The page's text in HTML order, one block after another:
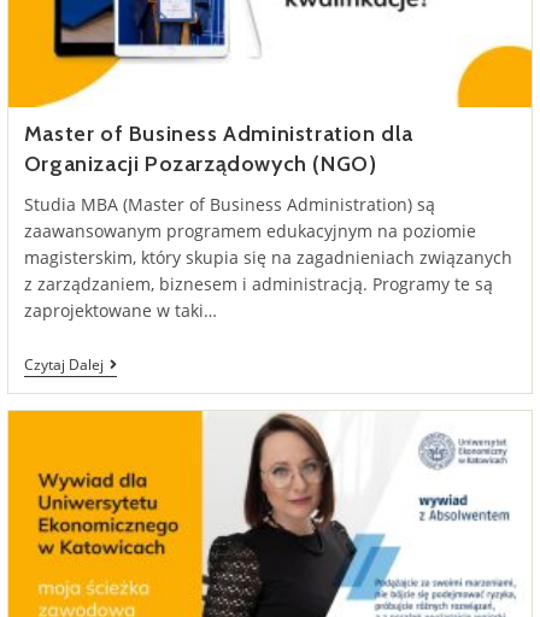
Master of Business Administration dla
Organizacji Pozarządowych (NGO)
Studia MBA (Master of Business Administration) są
zaawansowanym programem edukacyjnym na poziomie
magisterskim, który skupia się na zagadnieniach związanych
z zarządzaniem, biznesem i administracją. Programy te są
zaprojektowane w taki…
Czytaj DalejMaster
Of
Pozarządowych
(NGO)